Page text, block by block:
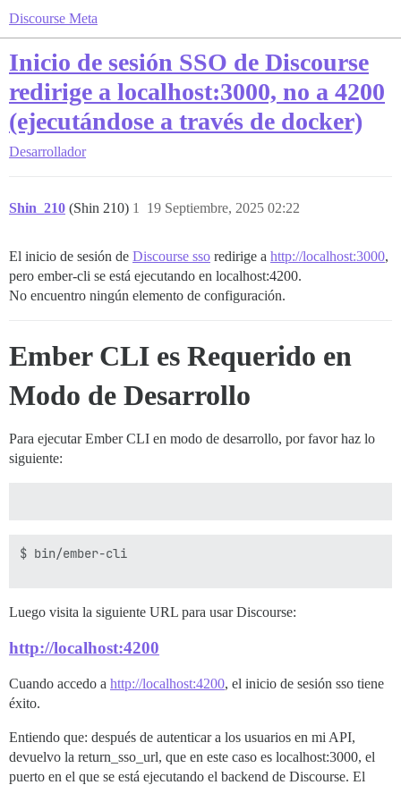
Discourse Meta
Inicio de sesión SSO de Discourse
redirige a localhost:3000, no a 4200
(ejecutándose a través de docker)
Desarrollador
Shin_210 (Shin 210) 19 Septiembre, 2025 02:22
1
El inicio de sesión de Discourse sso redirige a http://localhost:3000,
pero ember-cli se está ejecutando en localhost:4200.
No encuentro ningún elemento de configuración.
Ember CLI es Requerido en
Modo de Desarrollo
Para ejecutar Ember CLI en modo de desarrollo, por favor haz lo
siguiente:
$ bin/ember-cli
Luego visita la siguiente URL para usar Discourse:
http://localhost:4200
Cuando accedo a http://localhost:4200, el inicio de sesión sso tiene
éxito.
Entiendo que: después de autenticar a los usuarios en mi API,
devuelvo la return_sso_url, que en este caso es localhost:3000, el
puerto en el que se está ejecutando el backend de Discourse. El